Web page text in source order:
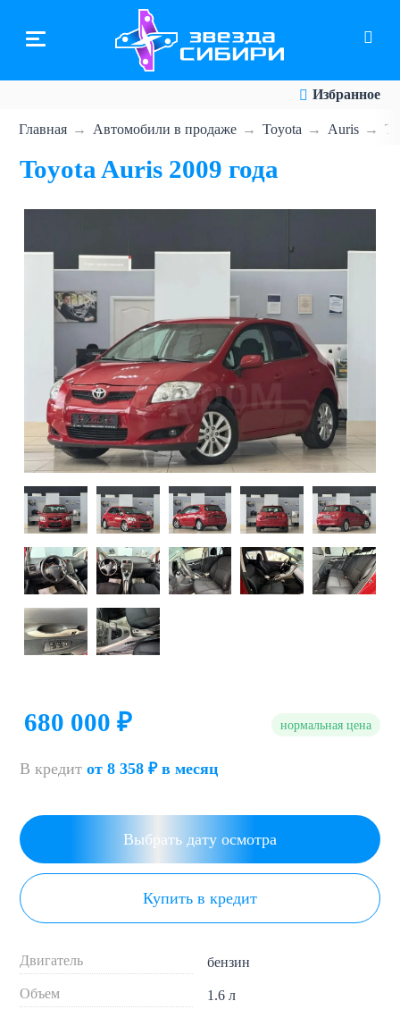
основному
Избранное
Главная Автомобили в продаже Toyota Auris
Toyota Auris 2009 года
680 000 ₽ нормальная цена
В кредит от 8 358 ₽ в месяц
Выбрать дату осмотра
Купить в кредит
Двигатель бензин
Объем 1.6 л